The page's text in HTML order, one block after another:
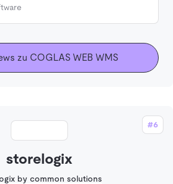
zu COGLAS WEB WMS
#6
storelogix
by common solutions